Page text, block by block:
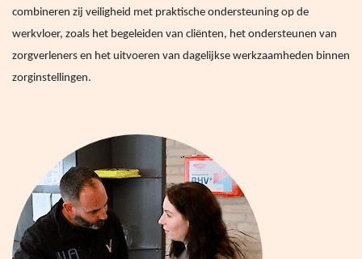
combineren zij veiligheid met praktische ondersteuning op de
werkvloer, zoals het begeleiden van cliënten, het ondersteunen van
zorgverleners en het uitvoeren van dagelijkse werkzaamheden binnen
zorginstellingen.